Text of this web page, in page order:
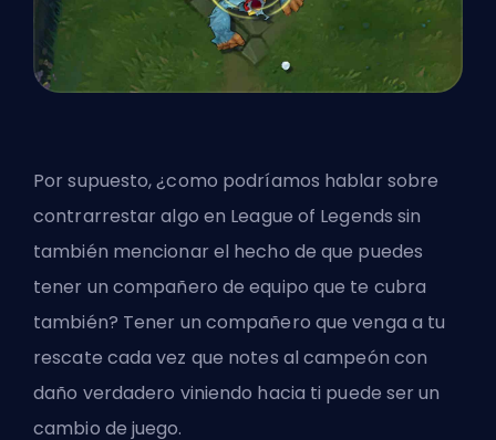
Por supuesto, ¿como podríamos hablar sobre
contrarrestar algo en League of Legends sin
también mencionar el hecho de que puedes
tener un compañero de equipo que te cubra
también? Tener un compañero que venga a tu
rescate cada vez que notes al campeón con
daño verdadero viniendo hacia ti puede ser un
cambio de juego.